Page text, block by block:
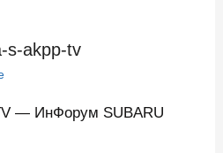
s-akpp-tv
— ИнФорум SUBARU